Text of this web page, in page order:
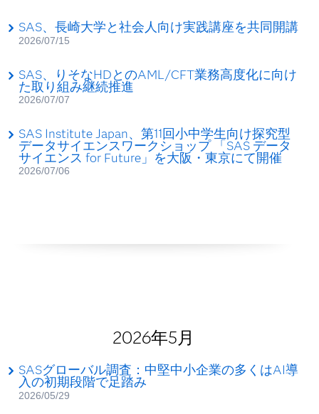
SAS、長崎大学と社会人向け実践講座を共同開講
2026/07/15
SAS、りそなHDとのAML/CFT業務高度化に向け
た取り組み継続推進
2026/07/07
SAS Institute Japan、第11回小中学生向け探究型
データサイエンスワークショップ 「SAS データ
サイエンス for Future」を大阪・東京にて開催
2026/07/06
2026年5月
SASグローバル調査：中堅中小企業の多くはAI導
入の初期段階で足踏み
2026/05/29